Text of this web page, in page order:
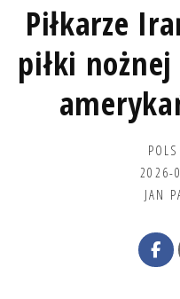
Piłkarze
piłki
2026-
JAN